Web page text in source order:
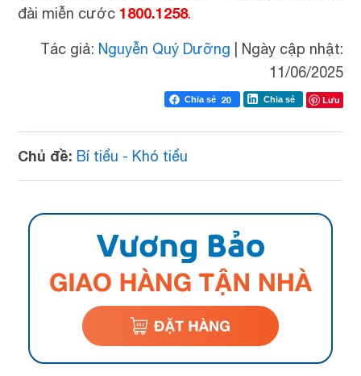
đài miễn cước 1800.1258.
Tác giả: Nguyễn Quý Dưỡng
Ngày cập nhật:
11/06/2025
Chia sẻ 20 Chia sẻ Lưu
Chủ đề: Bí tiểu - Khó tiểu